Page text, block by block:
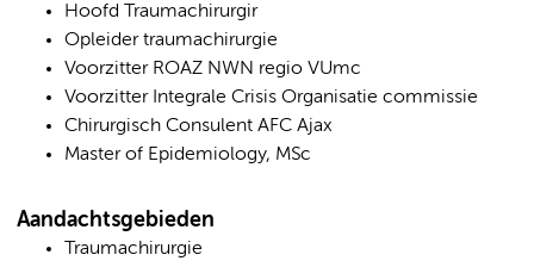
Hoofd Traumachirurgir
Opleider traumachirurgie
Voorzitter ROAZ NWN regio VUmc
Voorzitter Integrale Crisis Organisatie commissie
Chirurgisch Consulent AFC Ajax
Master of Epidemiology, MSc
Aandachtsgebieden
Traumachirurgie